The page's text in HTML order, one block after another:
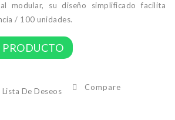
modular, su diseño simplificado facilita
/ 100 unidades.
De Deseos Compare